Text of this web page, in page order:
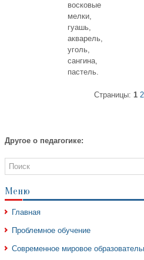
восковые
мелки,
гуашь,
акварель,
уголь,
сангина,
пастель.
Страницы: 1 2
Другое о педагогике:
Меню
Главная
Проблемное обучение
Современное мировое